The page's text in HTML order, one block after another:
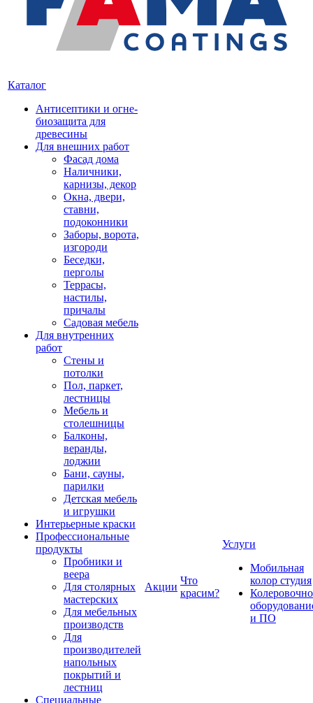
Каталог
Антисептики и огне-
биозащита для
древесины
Для внешних работ
Фасад дома
Наличники,
карнизы, декор
Окна, двери,
ставни,
подоконники
Заборы, ворота,
изгороди
Беседки,
перголы
Террасы,
настилы,
причалы
Садовая мебель
Для внутренних
работ
Стены и
потолки
Пол, паркет,
лестницы
Мебель и
столешницы
Балконы,
веранды,
лоджии
Бани, сауны,
парилки
Детская мебель
и игрушки
Интерьерные краски
Профессиональные
продукты
Пробники и
веера
Для столярных
мастерских
Для мебельных
производств
Для
производителей
напольных
покрытий и
лестниц
Специальные
Акции
Что
красим?
Услуги
Мобильная
колор студия
и ПО